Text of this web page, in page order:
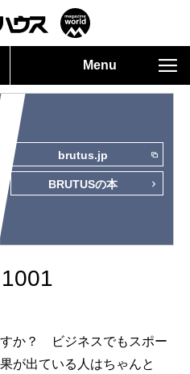
Menu
brutus.jp
BRUTUSの本
か？ ビジネスでもスポー
が出ている人はちゃんと